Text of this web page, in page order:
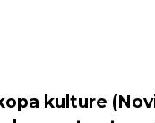
kulture